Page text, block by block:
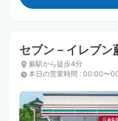
セブン－イレブン
蕨駅から徒歩4分
本日の営業時間 : 00:00〜